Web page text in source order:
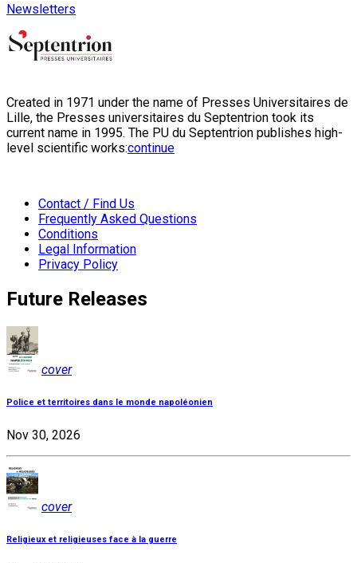
Newsletters
Created in 1971 under the name of Presses Universitaires de
Lille, the Presses universitaires du Septentrion took its
current name in 1995. The PU du Septentrion publishes high-
level scientific works:continue
Contact / Find Us
Frequently Asked Questions
Conditions
Legal Information
Privacy Policy
Future Releases
cover
Police et territoires dans le monde napoléonien
Nov 30, 2026
cover
Religieux et religieuses face à la guerre